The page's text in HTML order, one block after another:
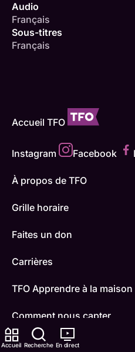
Accueil Recherche En direct
Audio
Français
Sous-titres
Français
Accueil TFO
Instagram Facebook
À propos de TFO
Grille horaire
Faites un don
Carrières
TFO Apprendre à la maison
Comment nous capter
Contactez-nous